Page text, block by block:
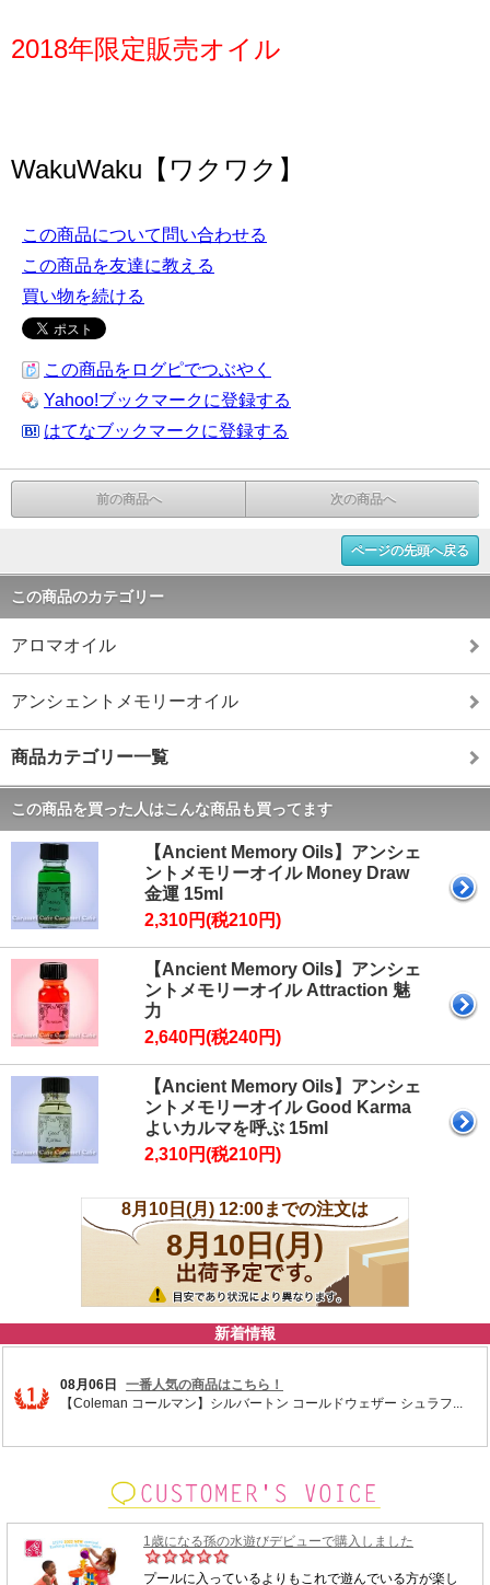
2018年限定販売オイル
WakuWaku【ワクワク】
この商品について問い合わせる
この商品を友達に教える
買い物を続ける
この商品をログピでつぶやく
Yahoo!ブックマークに登録する
はてなブックマークに登録する
前の商品へ 次の商品へ
ページの先頭へ戻る
この商品のカテゴリー
アロマオイル
アンシェントメモリーオイル
商品カテゴリー一覧
この商品を買った人はこんな商品も買ってます
【Ancient Memory Oils】アンシェ
ントメモリーオイル Money Draw
金運 15ml
2,310円(税210円)
【Ancient Memory Oils】アンシェ
ントメモリーオイル Attraction 魅
力
2,640円(税240円)
【Ancient Memory Oils】アンシェ
ントメモリーオイル Good Karma
よいカルマを呼ぶ 15ml
2,310円(税210円)